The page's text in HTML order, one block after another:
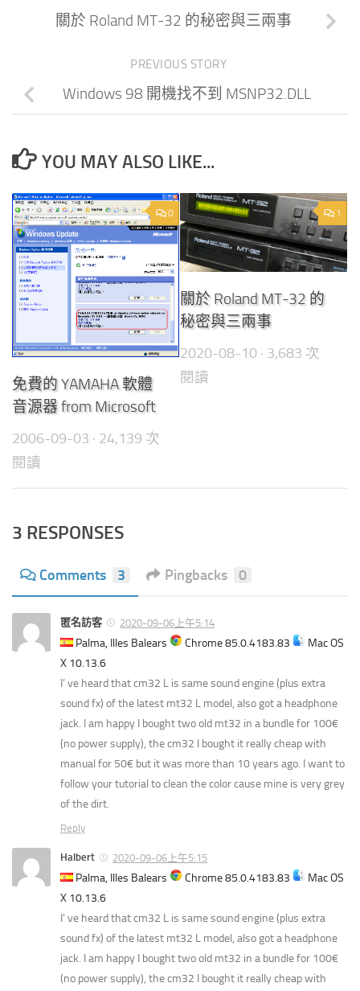
關於 Roland MT-32 的秘密與三兩事
PREVIOUS STORY
Windows 98 開機找不到 MSNP32.DLL
YOU MAY ALSO LIKE...
0
免費的 YAMAHA 軟體
音源器 from Microsoft
2006-09-03 · 24,139 次
閱讀
1
關於 Roland MT-32 的
秘密與三兩事
2020-08-10 · 3,683 次
閱讀
3 RESPONSES
Comments 3 Pingbacks 0
匿名訪客 2020-09-06上午5:14
Palma, Illes Balears Chrome 85.0.4183.83
Mac OS
X 10.13.6
I’ ve heard that cm32 L is same sound engine (plus extra
sound fx) of the latest mt32 L model, also got a headphone
jack. I am happy I bought two old mt32 in a bundle for 100€
(no power supply), the cm32 I bought it really cheap with
manual for 50€ but it was more than 10 years ago. I want to
follow your tutorial to clean the color cause mine is very grey
of the dirt.
Reply
Halbert 2020-09-06上午5:15
Palma, Illes Balears Chrome 85.0.4183.83
Mac OS
X 10.13.6
I’ ve heard that cm32 L is same sound engine (plus extra
sound fx) of the latest mt32 L model, also got a headphone
jack. I am happy I bought two old mt32 in a bundle for 100€
(no power supply), the cm32 I bought it really cheap with